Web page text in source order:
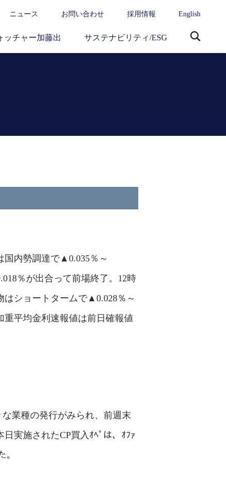
ニュース お問い合わせ 採用情報 English
ッチャー加藤出 サステナビリティ/ESG
内勢調達で▲0.035％～
％が出合って前場終了。12時
はショートタームで▲0.028％～
平均金利速報値は前日確報値
業種の発行がみられ、前週末
実施されたCP買入ｵﾍﾟは、ｵﾌｧ
。